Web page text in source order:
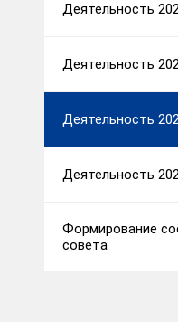
Деятельность
Деятельность
Деятельность
Деятельность
Формирование
совета